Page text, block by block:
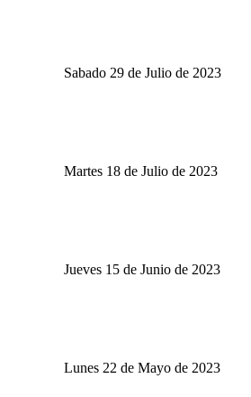
Sabado 29 de Julio de 2023
Martes 18 de Julio de 2023
Jueves 15 de Junio de 2023
Lunes 22 de Mayo de 2023